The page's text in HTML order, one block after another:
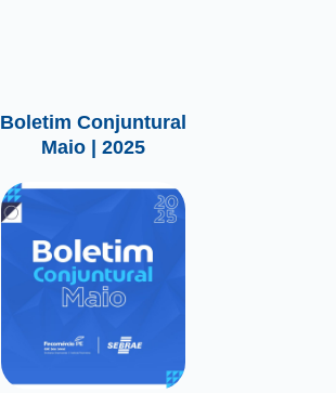
Boletim Conjuntural
Maio | 2025